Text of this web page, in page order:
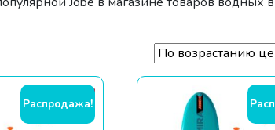
Распродажа!